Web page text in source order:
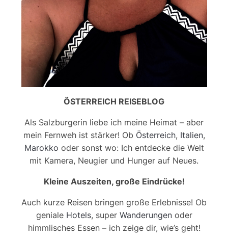
ÖSTERREICH REISEBLOG
Als Salzburgerin liebe ich meine Heimat – aber
mein Fernweh ist stärker! Ob Österreich, Italien,
Marokko oder sonst wo: Ich entdecke die Welt
mit Kamera, Neugier und Hunger auf Neues.
Kleine Auszeiten, große Eindrücke!
Auch kurze Reisen bringen große Erlebnisse! Ob
geniale Hotels, super Wanderungenoder
himmlisches Essen – ich zeige dir, wie’s geht!